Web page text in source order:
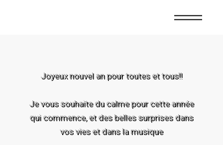
Joyeux nouvel an pour toutes et tous!!
Je vous souhaite du calme pour cette année
qui commence, et des belles surprises dans
vos vies et dans la musique